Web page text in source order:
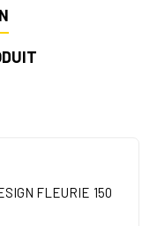
FLEURIE 150